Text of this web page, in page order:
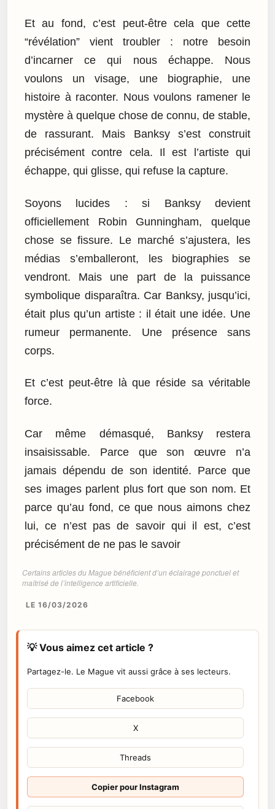
Et au fond, c’est peut-être cela que cette
“révélation” vient troubler : notre besoin
d’incarner ce qui nous échappe. Nous
voulons un visage, une biographie, une
histoire à raconter. Nous voulons ramener le
mystère à quelque chose de connu, de stable,
de rassurant. Mais Banksy s’est construit
précisément contre cela. Il est l’artiste qui
échappe, qui glisse, qui refuse la capture.
Soyons lucides : si Banksy devient
officiellement Robin Gunningham, quelque
chose se fissure. Le marché s’ajustera, les
médias s’emballeront, les biographies se
vendront. Mais une part de la puissance
symbolique disparaîtra. Car Banksy, jusqu’ici,
était plus qu’un artiste : il était une idée. Une
rumeur permanente. Une présence sans
corps.
Et c’est peut-être là que réside sa véritable
force.
Car même démasqué, Banksy restera
insaisissable. Parce que son œuvre n’a
jamais dépendu de son identité. Parce que
ses images parlent plus fort que son nom. Et
parce qu’au fond, ce que nous aimons chez
lui, ce n’est pas de savoir qui il est, c’est
précisément de ne pas le savoir
Certains articles du Mague bénéficient d’un éclairage ponctuel et
maîtrisé de l’intelligence artificielle.
LE 16/03/2026
💡 Vous aimez cet article ?
Partagez-le. Le Mague vit aussi grâce à ses lecteurs.
Facebook
X
Threads
Copier pour Instagram